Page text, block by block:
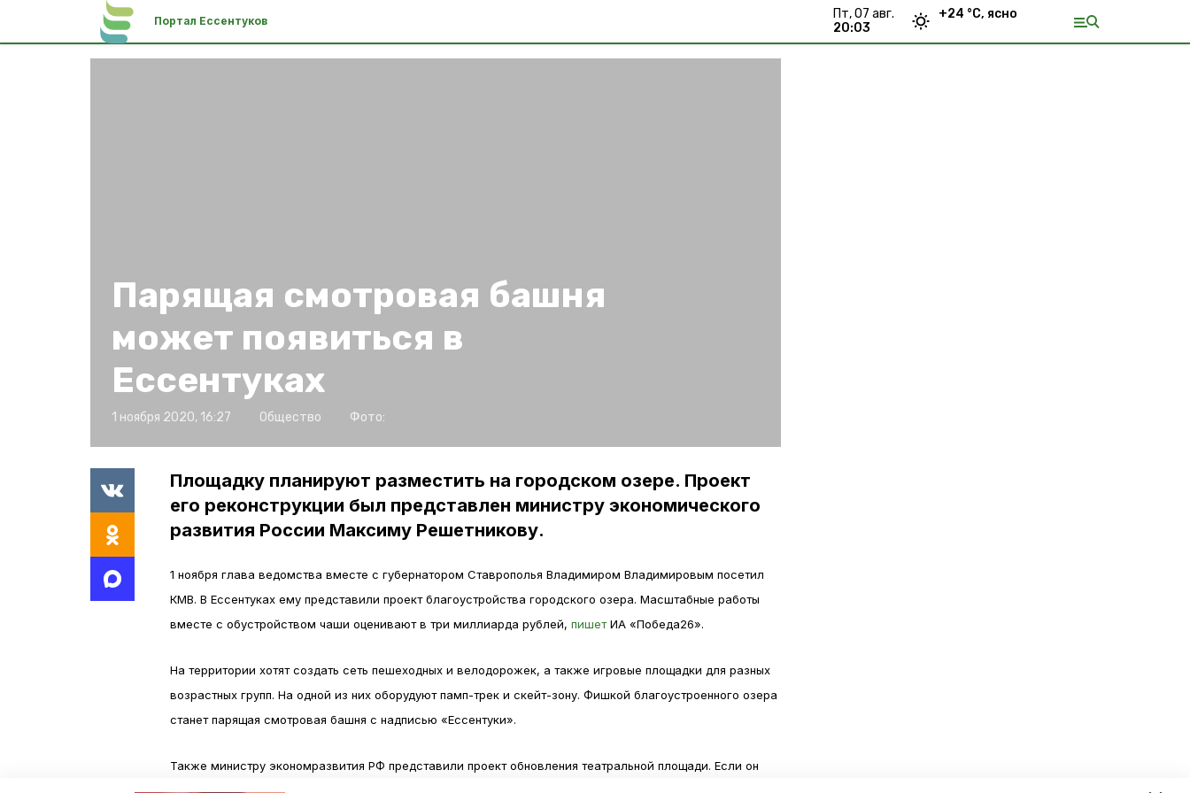
Портал Ессентуков
пт, 07 авг.
20:03
+24 °С, ясно
Парящая смотровая башня
может появиться в
Ессентуках
1 ноября 2020, 16:27 Общество Фото:
Площадку планируют разместить на городском озере. Проект
его реконструкции был представлен министру экономического
развития России Максиму Решетникову.
1 ноября глава ведомства вместе с губернатором Ставрополья Владимиром Владимировым посетил
КМВ. В Ессентуках ему представили проект благоустройства городского озера. Масштабные работы
вместе с обустройством чаши оценивают в три миллиарда рублей, пишетИА «Победа26».
На территории хотят создать сеть пешеходных и велодорожек, а также игровые площадки для разных
возрастных групп. На одной из них оборудуют памп-трек и скейт-зону. Фишкой благоустроенного озера
станет парящая смотровая башня с надписью «Ессентуки».
Также министру экономразвития РФ представили проект обновления театральной площади. Если он
попадет в одну из федеральных программ, то участок сделают местом притяжения горожан и туристов.